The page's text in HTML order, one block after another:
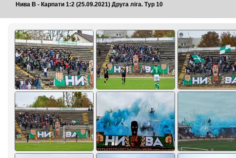
Нива В - Карпати 1:2 (25.09.2021) Друга ліга. Тур 10